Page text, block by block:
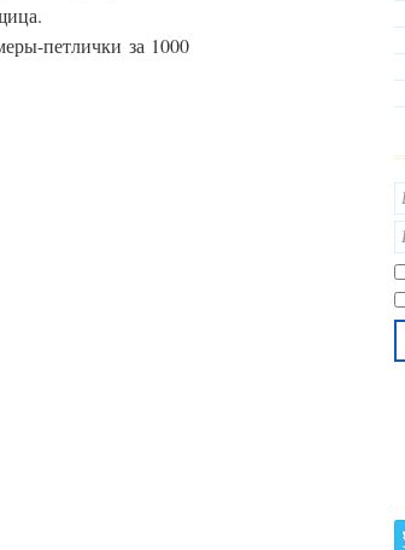
петлички за 1000